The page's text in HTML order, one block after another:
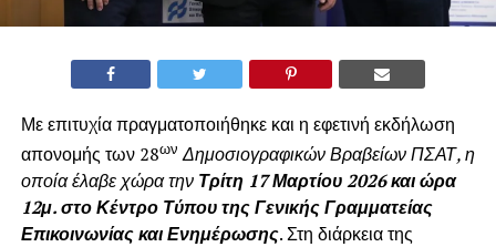
Με επιτυχία πραγματοποιήθηκε και η εφετινή εκδήλωση
απονομής των 28ων Δημοσιογραφικών Βραβείων ΠΣΑΤ, η
οποία έλαβε χώρα την Τρίτη 17 Μαρτίου 2026 και ώρα
12μ. στο Κέντρο Τύπου της Γενικής Γραμματείας
Επικοινωνίας και Ενημέρωσης. Στη διάρκεια της